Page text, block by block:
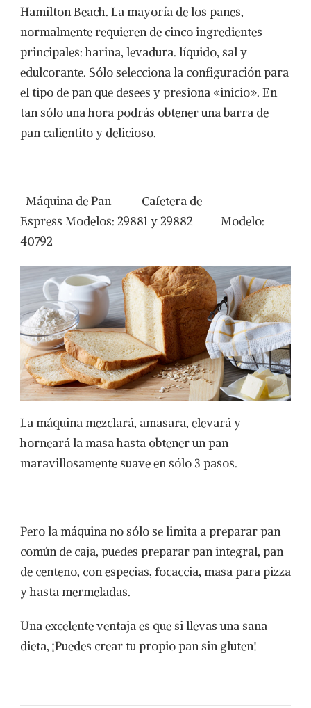
Hamilton Beach. La mayoría de los panes,
normalmente requieren de cinco ingredientes
principales: harina, levadura. líquido, sal y
edulcorante. Sólo selecciona la configuración para
el tipo de pan que desees y presiona «inicio». En
tan sólo una hora podrás obtener una barra de
pan calientito y delicioso.
Máquina de Pan Cafetera de
Espress Modelos: 29881 y 29882 Modelo:
40792
La máquina mezclará, amasara, elevará y
horneará la masa hasta obtener un pan
maravillosamente suave en sólo 3 pasos.
Pero la máquina no sólo se limita a preparar pan
común de caja, puedes preparar pan integral, pan
de centeno, con especias, focaccia, masa para pizza
y hasta mermeladas.
Una excelente ventaja es que si llevas una sana
dieta, ¡Puedes crear tu propio pan sin gluten!